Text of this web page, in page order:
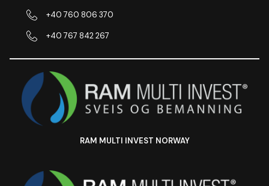
+40 760 806 370
+40 767 842 267
RAM MULTI INVEST NORWAY